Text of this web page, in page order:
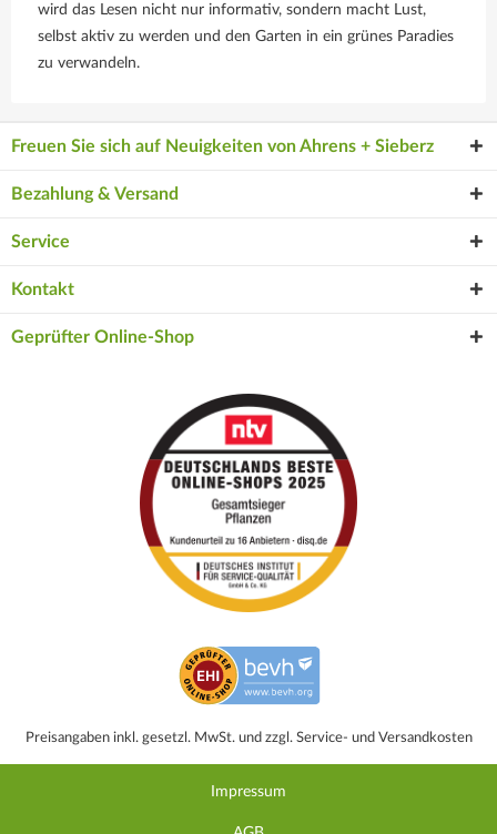
wird das Lesen nicht nur informativ, sondern macht Lust,
selbst aktiv zu werden und den Garten in ein grünes Paradies
zu verwandeln.
Freuen Sie sich auf Neuigkeiten von Ahrens + Sieberz
Bezahlung & Versand
Service
Kontakt
Geprüfter Online-Shop
Preisangaben inkl. gesetzl. MwSt. und zzgl. Service- und Versandkosten
Impressum